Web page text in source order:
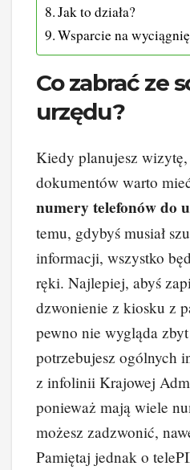
Jak to działa?
Wsparcie na
Co zabrać ze
urzędu?
Kiedy planujesz
dokumentów warto
numery telefonów do
temu, gdybyś musiał
informacji, wszystko
ręki. Najlepiej, abyś
dzwonienie z kiosku z
pewno nie wygląda
potrzebujesz ogólnych
z infolinii Krajowej
ponieważ mają wiele
możesz zadzwonić,
Pamiętaj jednak o